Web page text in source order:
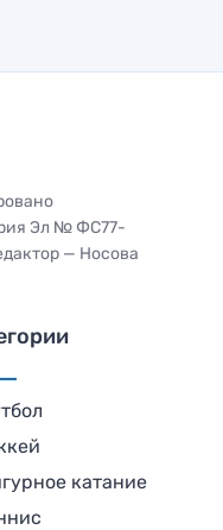
Эл № ФС77-
— Носова
катание